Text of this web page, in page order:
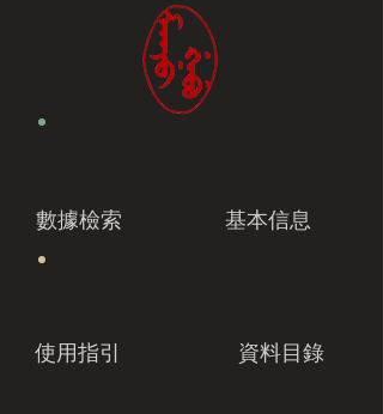
數據檢索 基本信息
使用指引 資料目錄